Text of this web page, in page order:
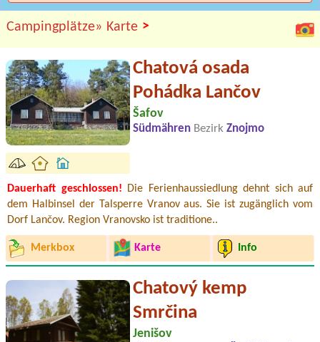
Campingplätze» Karte >
Chatová osada
Pohádka Lančov
Šafov
Südmähren Bezirk Znojmo
Dauerhaft geschlossen! Die Ferienhaussiedlung dehnt sich auf
dem Halbinsel der Talsperre Vranov aus. Sie ist zugänglich vom
Dorf Lančov. Region Vranovsko ist traditione..
Merkbox Karte Info
Chatový kemp
Smrčina
Jenišov